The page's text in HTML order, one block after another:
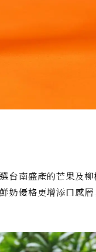
台南盛產的芒果及
奶優格更增添口感